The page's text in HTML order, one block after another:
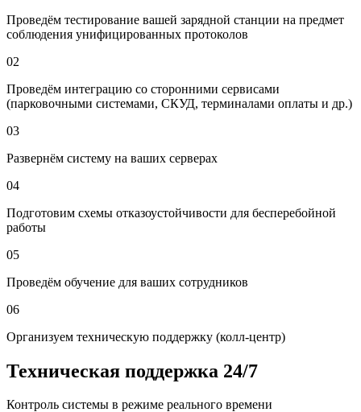
Проведём тестирование вашей зарядной станции на предмет
соблюдения унифицированных протоколов
02
Проведём интеграцию со сторонними сервисами
(парковочными системами, СКУД, терминалами оплаты и др.)
03
Развернём систему на ваших серверах
04
Подготовим схемы отказоустойчивости для бесперебойной
работы
05
Проведём обучение для ваших сотрудников
06
Организуем техническую поддержку (колл-центр)
Техническая поддержка 24/7
Контроль системы в режиме реального времени